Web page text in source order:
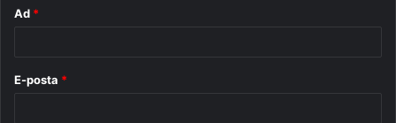
Ad *
E-posta *